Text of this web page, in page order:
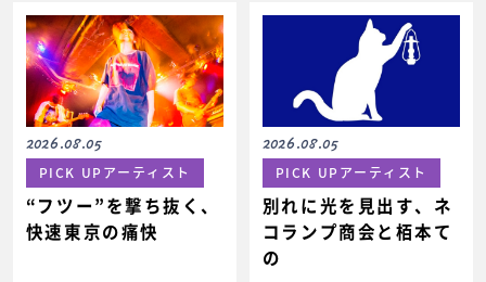
2026.08.05
PICK UPアーティスト
“フツー”を撃ち抜く、
快速東京の痛快
2026.08.05
PICK UPアーティスト
別れに光を見出す、ネ
コランプ商会と栢本て
の